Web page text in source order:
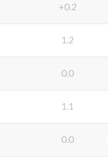
+0.2
1.2
0.0
1.1
0.0